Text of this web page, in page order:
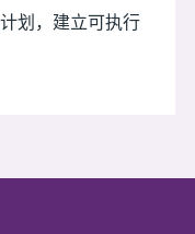
划，建立可执行